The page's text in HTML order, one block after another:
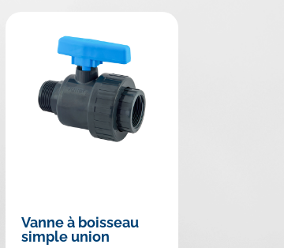
Vanne à boisseau
simple union